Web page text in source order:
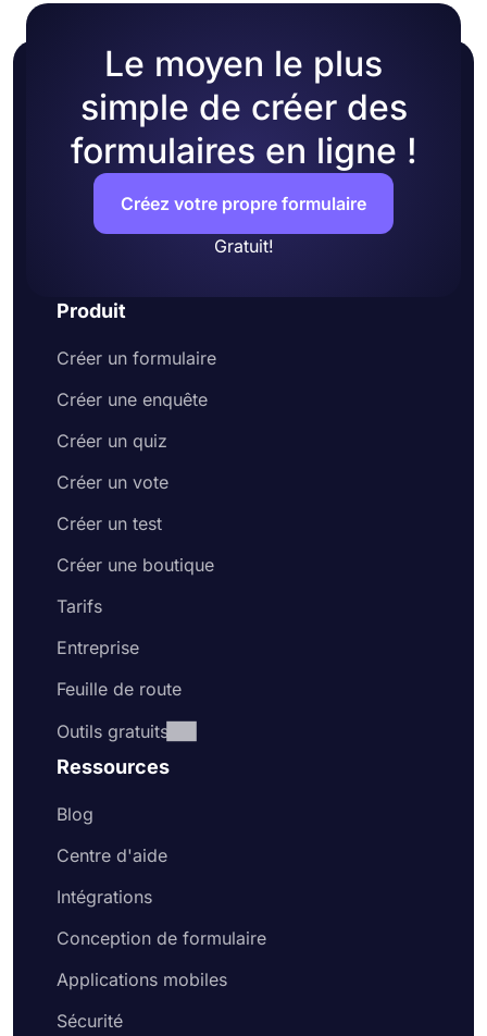
couleurs ou en sélectionnant l'un des nombreux
Le moyen le plus
simple de créer des
formulaires en ligne !
Créez votre propre formulaire
Gratuit!
Produit
Créer un formulaire
Créer une enquête
Créer un quiz
Créer un vote
Créer un test
Créer une boutique
Tarifs
Entreprise
Feuille de route
Outils gratuits
Ressources
Blog
Centre d'aide
Intégrations
Conception de formulaire
Applications mobiles
Sécurité